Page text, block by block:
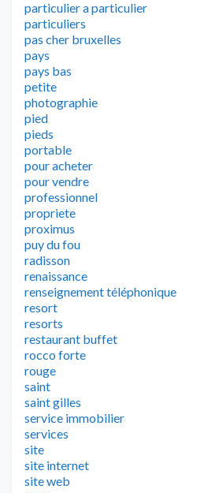
particulier a particulier
particuliers
pas cher bruxelles
pays
pays bas
petite
photographie
pied
pieds
portable
pour acheter
pour vendre
professionnel
propriete
proximus
puy du fou
radisson
renaissance
renseignement téléphonique
resort
resorts
restaurant buffet
rocco forte
rouge
saint
saint gilles
service immobilier
services
site
site internet
site web